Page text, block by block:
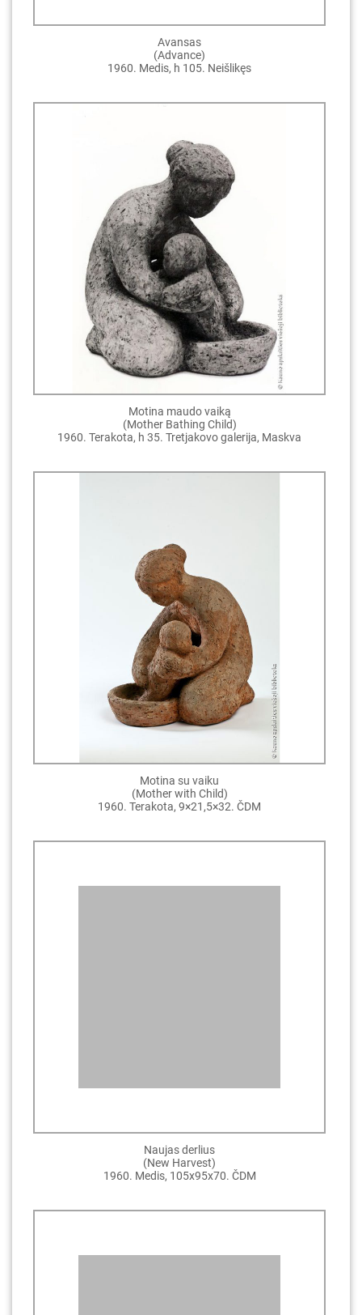
Avansas
(Advance)
1960. Medis, h 105. Neišlikęs
Motina maudo vaiką
(Mother Bathing Child)
1960. Terakota, h 35. Tretjakovo galerija, Maskva
Motina su vaiku
(Mother with Child)
1960. Terakota, 9×21,5×32. ČDM
Naujas derlius
(New Harvest)
1960. Medis, 105x95x70. ČDM